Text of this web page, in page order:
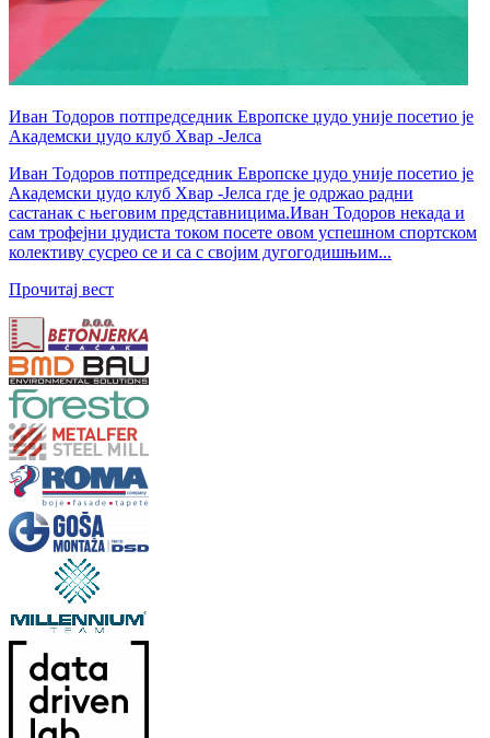
Иван Тодоров потпредседник Европске џудо уније посетио је
Академски џудо клуб Хвар -Јелса
Иван Тодоров потпредседник Европске џудо уније посетио је
Академски џудо клуб Хвар -Јелса где је одржао радни
састанак с његовим представницима.Иван Тодоров некада и
сам трофејни џудиста током посете овом успешном спортском
колективу сусрео се и са с својим дугогодишњим...
Прочитај вест